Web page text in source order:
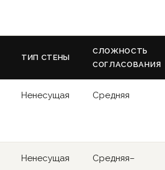
ТИП СТЕНЫ
СЛОЖНОСТЬ
СОГЛАСОВАНИЯ
Ненесущая Средняя
Ненесущая
Средняя–